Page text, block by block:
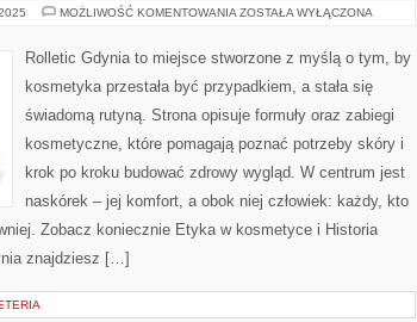
MOŻLIWOŚĆ KOMENTOWANIA ZERO
KOSMETYCZKA
ZOSTAŁA WYŁĄCZONA
Rolletic Gdynia to miejsce stworzone z myślą o tym, by
kosmetyka przestała być przypadkiem, a stała się
świadomą rutyną. Strona opisuje formuły oraz zabiegi
kosmetyczne, które pomagają poznać potrzeby skóry i
krok po kroku budować zdrowy wygląd. W centrum jest
naskórek – jej komfort, a obok niej człowiek: każdy, kto
Zobacz koniecznie Etyka w kosmetyce i Historia
znajdziesz […]